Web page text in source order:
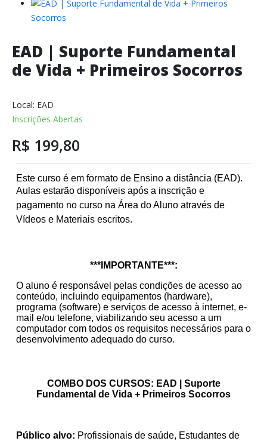
EAD | Suporte Fundamental
de Vida + Primeiros Socorros
Local: EAD
Inscrições Abertas
R$ 199,80
Este curso é em formato de Ensino a distância (EAD).
Aulas estarão disponíveis após a inscrição e
pagamento no curso na Área do Aluno através de
Vídeos e Materiais escritos.
***IMPORTANTE***:
O aluno é responsável pelas condições de acesso ao
conteúdo, incluindo equipamentos (hardware),
programa (software) e serviços de acesso à internet, e-
mail e/ou telefone, viabilizando seu acesso a um
computador com todos os requisitos necessários para o
desenvolvimento adequado do curso.
COMBO DOS CURSOS: EAD | Suporte
Fundamental de Vida + Primeiros Socorros
Público alvo: Profissionais de saúde, Estudantes de